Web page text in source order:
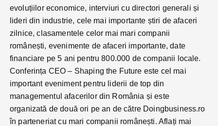
evoluțiilor economice, interviuri cu directori generali și
lideri din industrie, cele mai importante știri de afaceri
zilnice, clasamentele celor mai mari companii
românești, evenimente de afaceri importante, date
financiare pe 5 ani pentru 800.000 de companii locale.
Conferința CEO – Shaping the Future este cel mai
important eveniment pentru liderii de top din
managementul afacerilor din România și este
organizată de două ori pe an de către Doingbusiness.ro
în parteneriat cu mari companii românești. Aflați mai